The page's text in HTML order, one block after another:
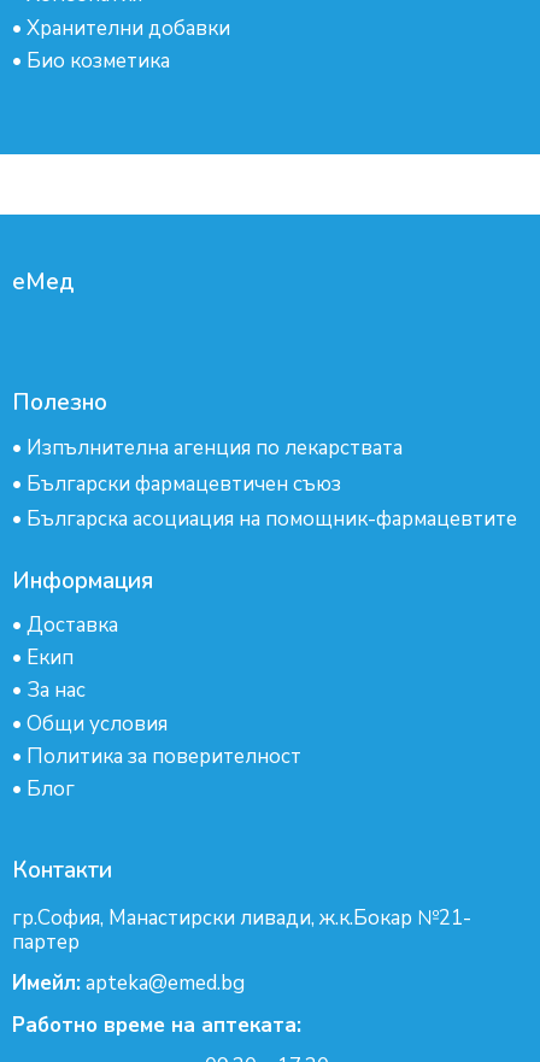
• Хранителни добавки
• Био козметика
еМед
Полезно
• Изпълнителна агенция по лекарствата
• Български фармацевтичен съюз
• Българска асоциация на помощник-фармацевтите
Информация
• Доставка
• Екип
• За нас
• Общи условия
• Политика за поверителност
• Блог
Контакти
гр.София, Манастирски ливади, ж.к.Бокар №21-
партер
Имейл:apteka@emed.bg
Работно време на аптеката: